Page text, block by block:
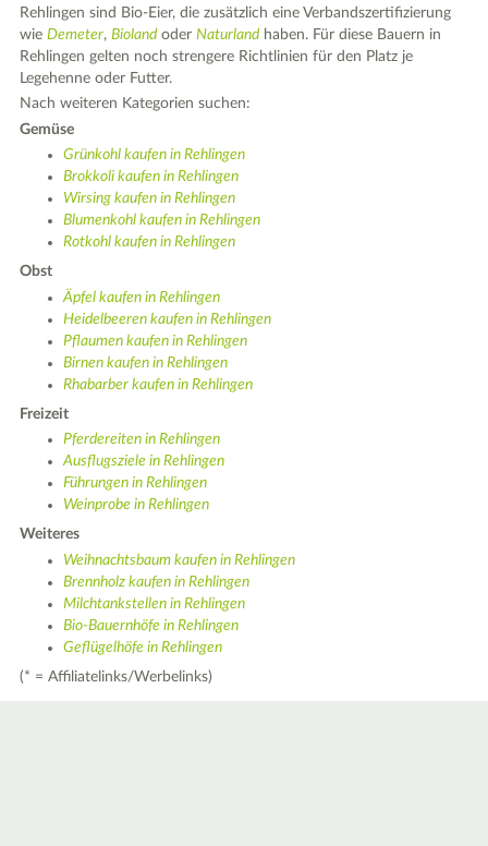
Rehlingen sind Bio-Eier, die zusätzlich eine Verbandszertifizierung
wieDemeter,BiolandoderNaturlandhaben. Für diese Bauern in
Rehlingen gelten noch strengere Richtlinien für den Platz je
Legehenne oder Futter.
Nach weiteren Kategorien suchen:
Gemüse
Grünkohl kaufen in Rehlingen
Brokkoli kaufen in Rehlingen
Wirsing kaufen in Rehlingen
Blumenkohl kaufen in Rehlingen
Rotkohl kaufen in Rehlingen
Obst
Äpfel kaufen in Rehlingen
Heidelbeeren kaufen in Rehlingen
Pflaumen kaufen in Rehlingen
Birnen kaufen in Rehlingen
Rhabarber kaufen in Rehlingen
Freizeit
Pferdereiten in Rehlingen
Ausflugsziele in Rehlingen
Führungen in Rehlingen
Weinprobe in Rehlingen
Weiteres
Weihnachtsbaum kaufen in Rehlingen
Brennholz kaufen in Rehlingen
Milchtankstellen in Rehlingen
Bio-Bauernhöfe in Rehlingen
Geflügelhöfe in Rehlingen
(* = Affiliatelinks/Werbelinks)